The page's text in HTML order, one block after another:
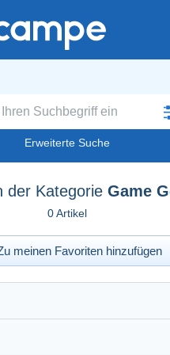
Erweiterte Suche
der Kategorie Game
0 Artikel
meinen Favoriten hinzufügen